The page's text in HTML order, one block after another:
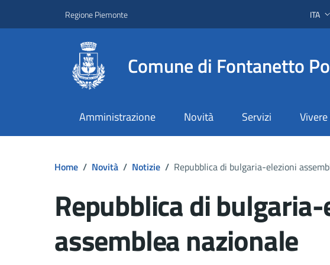
Regione Piemonte ITA
Comune di Fontanetto Po
Amministrazione Novità Servizi
Home / Novità / Notizie / Repubblica di bulgaria-elezioni
Repubblica di
assemblea nazionale